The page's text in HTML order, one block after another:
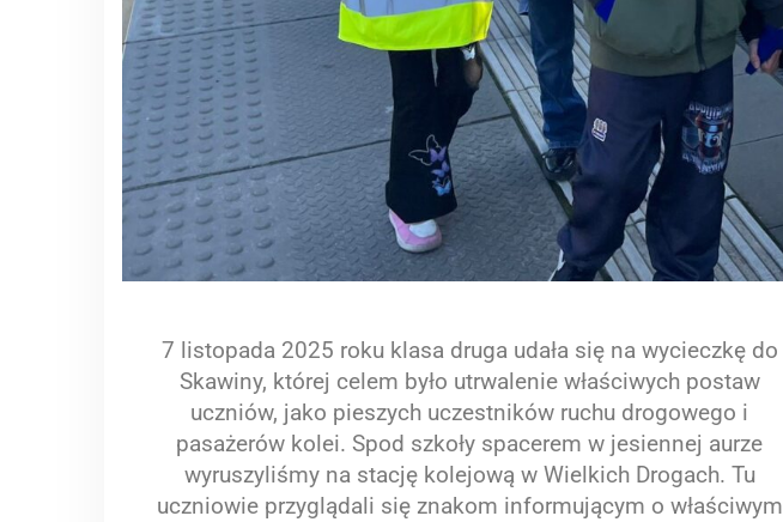
7 listopada 2025 roku klasa druga udała się na wycieczkę do
Skawiny, której celem było utrwalenie właściwych postaw
uczniów, jako pieszych uczestników ruchu drogowego i
pasażerów kolei. Spod szkoły spacerem w jesiennej aurze
wyruszyliśmy na stację kolejową w Wielkich Drogach. Tu
uczniowie przyglądali się znakom informującym o właściwym